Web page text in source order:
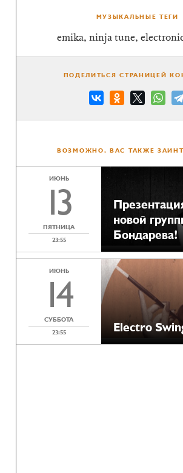
МУЗЫКАЛЬНЫЕ ТЕГИ
emika, ninja tune,
ПОДЕЛИТЬСЯ СТРАНИЦЕЙ
ВОЗМОЖНО, ВАС ТАКЖЕ
ИЮНЬ
13
ПЯТНИЦА
23:55
новой
Бондарева!
ИЮНЬ
14
СУББОТА
23:55
Electro